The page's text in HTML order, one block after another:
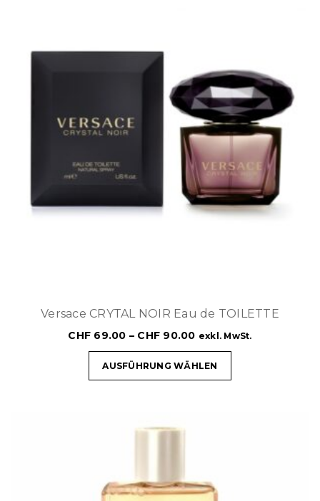
Versace CRYTAL NOIR Eau de TOILETTE
CHF 69.00 – CHF 90.00 exkl. MwSt.
AUSFÜHRUNG WÄHLEN